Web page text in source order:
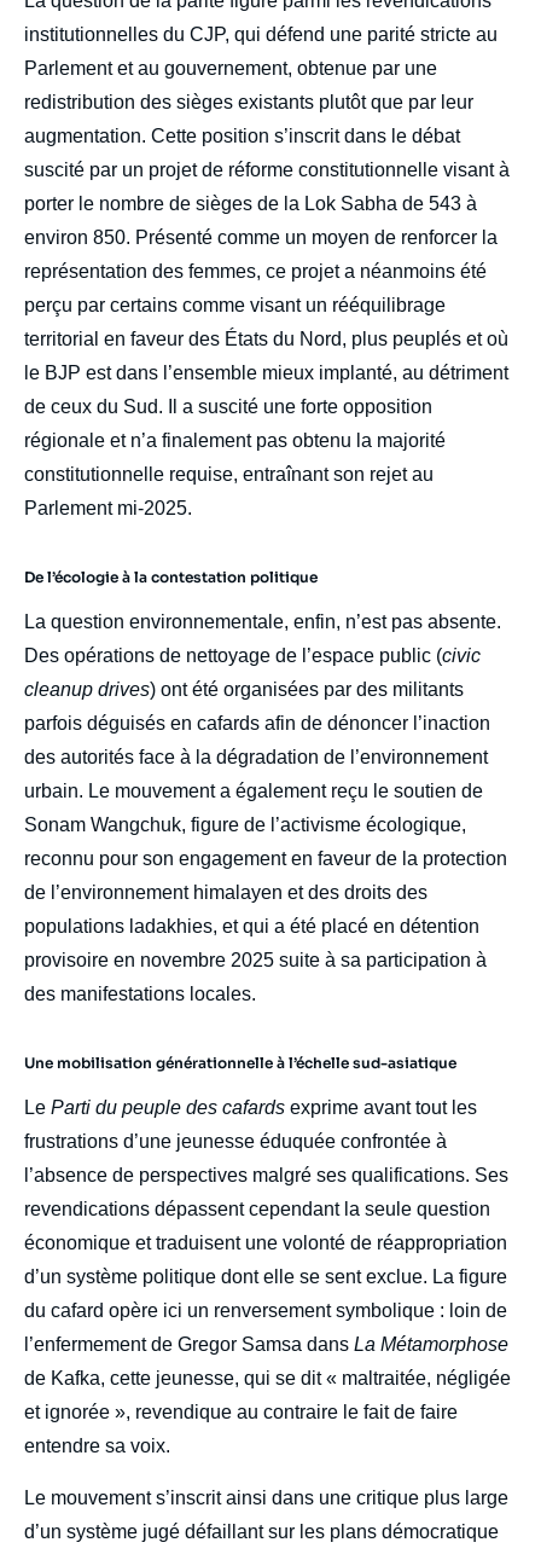
institutionnelles du CJP, qui défend une parité stricte au
Parlement et au gouvernement, obtenue par une
redistribution des sièges existants plutôt que par leur
augmentation. Cette position s’inscrit dans le débat
suscité par un projet de réforme constitutionnelle visant à
porter le nombre de sièges de la Lok Sabha de 543 à
environ 850. Présenté comme un moyen de renforcer la
représentation des femmes, ce projet a néanmoins été
perçu par certains comme visant un rééquilibrage
territorial en faveur des États du Nord, plus peuplés et où
le BJP est dans l’ensemble mieux implanté, au détriment
de ceux du Sud. Il a suscité une forte opposition
régionale et n’a finalement pas obtenu la majorité
constitutionnelle requise, entraînant son rejet au
Parlement mi-2025.
De l’écologie à la contestation politique
La question environnementale, enfin, n’est pas absente.
Des opérations de nettoyage de l’espace public (civic
cleanup drives) ont été organisées par des militants
parfois déguisés en cafards afin de dénoncer l’inaction
des autorités face à la dégradation de l’environnement
urbain. Le mouvement a également reçu le soutien de
Sonam Wangchuk, figure de l’activisme écologique,
reconnu pour son engagement en faveur de la protection
de l’environnement himalayen et des droits des
populations ladakhies, et qui a été placé en détention
provisoire en novembre 2025 suite à sa participation à
des manifestations locales.
Une mobilisation générationnelle à l’échelle sud-asiatique
Le Parti du peuple des cafards exprime avant tout les
frustrations d’une jeunesse éduquée confrontée à
l’absence de perspectives malgré ses qualifications. Ses
revendications dépassent cependant la seule question
économique et traduisent une volonté de réappropriation
d’un système politique dont elle se sent exclue. La figure
du cafard opère ici un renversement symbolique : loin de
l’enfermement de Gregor Samsa dans La Métamorphose
de Kafka, cette jeunesse, qui se dit « maltraitée, négligée
et ignorée », revendique au contraire le fait de faire
entendre sa voix.
Le mouvement s’inscrit ainsi dans une critique plus large
d’un système jugé défaillant sur les plans démocratique
Sylvia MALINBAUM, « Le Parti du peuple
des cafards : nouveau visage de la
jeunesse contestataire en Inde ? »,
Éditoriaux, Lettre du Centre Asie, Ifri, 12 juin
2026.